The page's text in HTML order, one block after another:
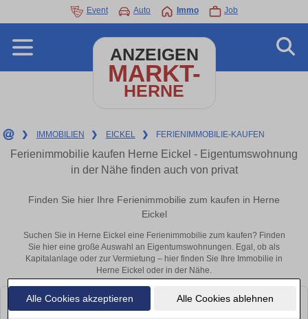
Alle Cookies akzeptieren Alle Cookies ablehnen
Event Auto Immo Job
ANZEIGEN
MARKT-
HERNE
❯ IMMOBILIEN ❯ EICKEL ❯ FERIENIMMOBILIE-KAUFEN
Ferienimmobilie kaufen Herne Eickel - Eigentumswohnung
in der Nähe finden auch von privat
Finden Sie hier Ihre Ferienimmobilie zum kaufen in Herne
Eickel
Suchen Sie in Herne Eickel eine Ferienimmobilie zum kaufen? Finden
Sie hier eine große Auswahl an Eigentumswohnungen. Egal, ob als
Kapitalanlage oder zur Vermietung – hier finden Sie Ihre Immobilie in
Herne Eickel oder in der Nähe.
Leider konnten wir derzeit keine passenden Objekte finden. Schauen Sie
bald wieder vorbei!